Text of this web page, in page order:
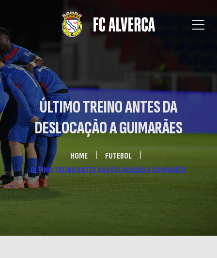
ÚLTIMO TREINO ANTES DA
DESLOCAÇÃO A GUIMARÃES
HOME
FUTEBOL
ÚLTIMO TREINO ANTES DA DESLOCAÇÃO A GUIMARÃES